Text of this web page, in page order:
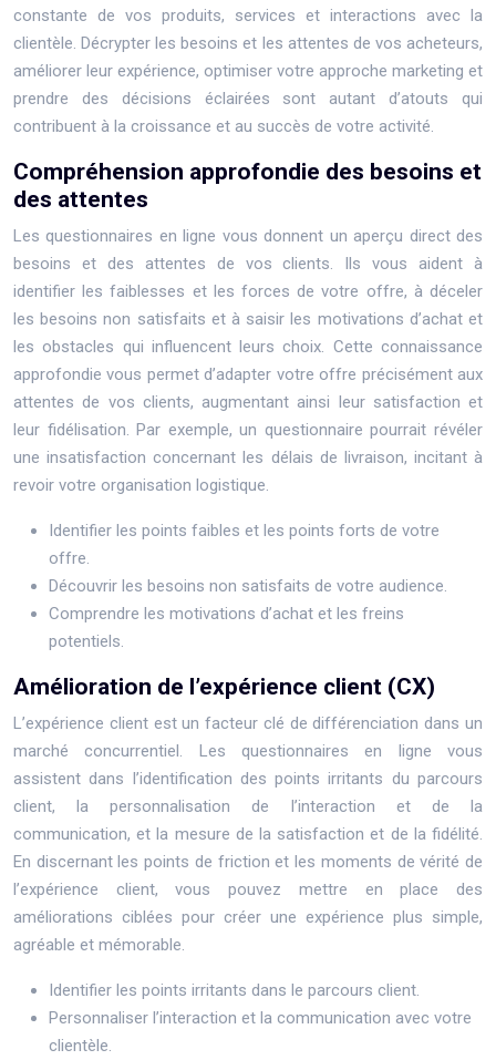
constante de vos produits, services et interactions avec la
clientèle. Décrypter les besoins et les attentes de vos acheteurs,
améliorer leur expérience, optimiser votre approche marketing et
prendre des décisions éclairées sont autant d’atouts qui
contribuent à la croissance et au succès de votre activité.
Compréhension approfondie des besoins et
des attentes
Les questionnaires en ligne vous donnent un aperçu direct des
besoins et des attentes de vos clients. Ils vous aident à
identifier les faiblesses et les forces de votre offre, à déceler
les besoins non satisfaits et à saisir les motivations d’achat et
les obstacles qui influencent leurs choix. Cette connaissance
approfondie vous permet d’adapter votre offre précisément aux
attentes de vos clients, augmentant ainsi leur satisfaction et
leur fidélisation. Par exemple, un questionnaire pourrait révéler
une insatisfaction concernant les délais de livraison, incitant à
revoir votre organisation logistique.
Identifier les points faibles et les points forts de votre
offre.
Découvrir les besoins non satisfaits de votre audience.
Comprendre les motivations d’achat et les freins
potentiels.
Amélioration de l’expérience client (CX)
L’expérience client est un facteur clé de différenciation dans un
marché concurrentiel. Les questionnaires en ligne vous
assistent dans l’identification des points irritants du parcours
client, la personnalisation de l’interaction et de la
communication, et la mesure de la satisfaction et de la fidélité.
En discernant les points de friction et les moments de vérité de
l’expérience client, vous pouvez mettre en place des
améliorations ciblées pour créer une expérience plus simple,
agréable et mémorable.
Identifier les points irritants dans le parcours client.
Personnaliser l’interaction et la communication avec votre
clientèle.